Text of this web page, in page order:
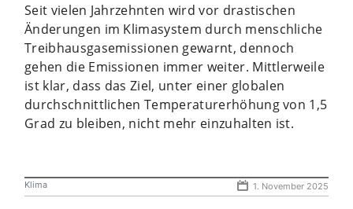
Seit vielen Jahrzehnten wird vor drastischen
Änderungen im Klimasystem durch menschliche
Treibhausgasemissionen gewarnt, dennoch
gehen die Emissionen immer weiter. Mittlerweile
ist klar, dass das Ziel, unter einer globalen
durchschnittlichen Temperaturerhöhung von 1,5
Grad zu bleiben, nicht mehr einzuhalten ist.
Klima 1. November 2025